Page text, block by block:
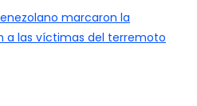
marcaron la
a las víctimas del terremoto